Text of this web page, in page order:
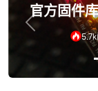
官方固件
Previous